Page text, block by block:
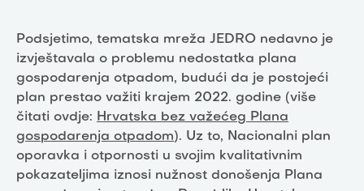
Podsjetimo, tematska mreža JEDRO nedavno je
izvještavala o problemu nedostatka plana
gospodarenja otpadom, budući da je postojeći
plan prestao važiti krajem 2022. godine (više
čitati ovdje: Hrvatska bez važećeg Plana
gospodarenja otpadom). Uz to, Nacionalni plan
oporavka i otpornosti u svojim kvalitativnim
pokazateljima iznosi nužnost donošenja Plana